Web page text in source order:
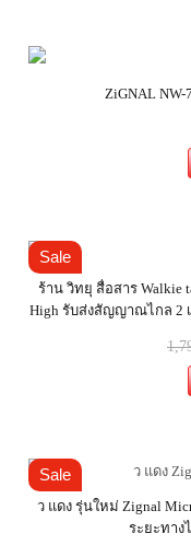
ZiGNAL
Sale
ร้าน วิทยุ สื่อสาร Walkie
High รับส่งสัญญาณไกล 2
Sale
ว แดง รุ่นใหม่ Zignal
ระยะทาง